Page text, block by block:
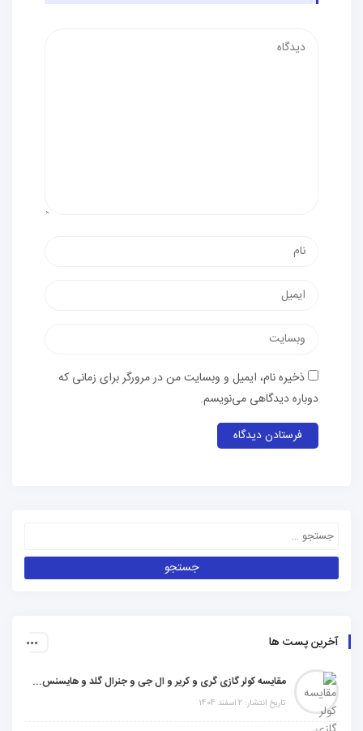
ذخیره نام، ایمیل و وبسایت من در مرورگر برای زمانی که
دوباره دیدگاهی می‌نویسم.
آخرین پست ها
مقایسه کولر گازی گری و کریر و ال جی و جنرال گلد و هایسنس و مدیا و اجنرال
تاریخ انتشار: 2 اسفند 1404